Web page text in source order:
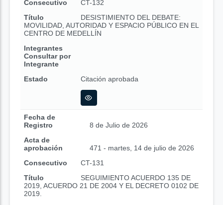
Consecutivo
CT-132
Título
DESISTIMIENTO DEL DEBATE:
MOVILIDAD, AUTORIDAD Y ESPACIO PÚBLICO EN EL
CENTRO DE MEDELLÍN
Integrantes
Consultar por
Integrante
Estado
Citación aprobada
Fecha de
Registro
8 de Julio de 2026
Acta de
aprobación
471 - martes, 14 de julio de 2026
Consecutivo
CT-131
Título
SEGUIMIENTO ACUERDO 135 DE
2019, ACUERDO 21 DE 2004 Y EL DECRETO 0102 DE
2019.